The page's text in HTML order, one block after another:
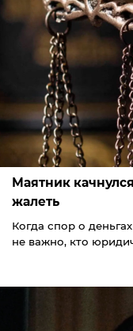
Маятник
жалеть
Когда спор о
не важно, кто